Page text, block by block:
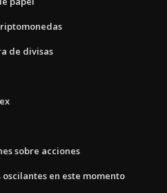
de divisas
sobre acciones
en este momento